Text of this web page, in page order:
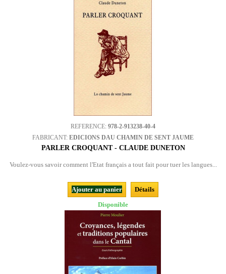
REFERENCE: 978-2-913238-40-4
FABRICANT: EDICIONS DAU CHAMIN DE SENT JAUME
PARLER CROQUANT - CLAUDE DUNETON
Voulez-vous savoir comment l'Etat français a tout fait pour tuer les langues...
Ajouter au panier
Détails
Disponible